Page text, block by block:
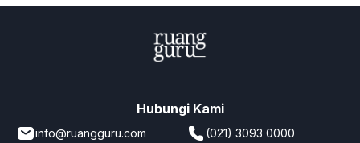
Hubungi Kami
info@ruangguru.com
(021) 3093 0000